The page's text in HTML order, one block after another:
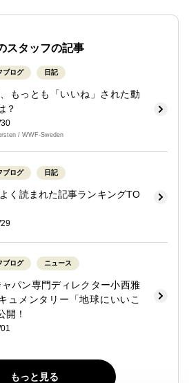
スタッフの記事
ブログ 日記
もっとも「いいね」された動
？
/ WWF-Sweden
ブログ 日記
く読まれた記事ランキングTO
ブログ ニュース
パン専門ディレクター小西雅
ュメンタリー「地球にいいこ
開！
もっと見る